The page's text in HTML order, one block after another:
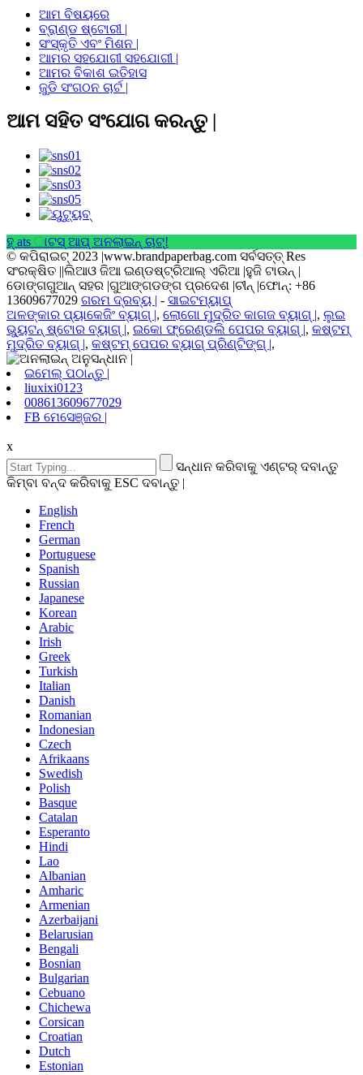
ଆମ ବିଷୟରେ
ବ୍ରାଣ୍ଡ ଷ୍ଟୋରୀ |
ସଂସ୍କୃତି ଏବଂ ମିଶନ |
ଆମର ସହଯୋଗୀ ସହଯୋଗୀ |
ଆମର ବିକାଶ ଇତିହାସ
ଜୁଡି ସଂଗଠନ ଚାର୍ଟ |
ଆମ ସହିତ ସଂଯୋଗ କରନ୍ତୁ |
ହ୍ ats ାଟସ୍ ଆପ୍ ଅନଲାଇନ୍ ଚାଟ୍!
© କପିରାଇଟ୍ 2023 |www.brandpaperbag.com ସର୍ବସତ୍ତ୍ Res
ସଂରକ୍ଷିତ ||ଲିଆଓ ଜିଆ ଇଣ୍ଡଷ୍ଟ୍ରିଆଲ୍ ଏରିଆ |ହୁଜି ଟାଉନ୍ |
ଡୋଙ୍ଗଗୁଆନ୍ ସହର |ଗୁଆଙ୍ଗଡଙ୍ଗ ପ୍ରଦେଶ |ଚୀନ୍ |ଫୋନ୍: +86
13609677029 ଗରମ ଦ୍ରବ୍ୟ | - ସାଇଟମ୍ୟାପ୍
ଅଳଙ୍କାର ପ୍ୟାକେଜିଂ ବ୍ୟାଗ୍ |, ଲୋଗୋ ମୁଦ୍ରିତ କାଗଜ ବ୍ୟାଗ୍ |, ଲୁଇ
ଭ୍ୟୁଟନ୍ ଷ୍ଟୋର ବ୍ୟାଗ୍ |, ଇକୋ ଫ୍ରେଣ୍ଡଲି ପେପର ବ୍ୟାଗ୍ |, କଷ୍ଟମ୍
ମୁଦ୍ରିତ ବ୍ୟାଗ୍ |, କଷ୍ଟମ୍ ପେପର ବ୍ୟାଗ୍ ପ୍ରିଣ୍ଟିଙ୍ଗ୍ |,
ଇମେଲ୍ ପଠାନ୍ତୁ |
liuxixi0123
008613609677029
FB ମେସେଞ୍ଜର |
x
ସନ୍ଧାନ କରିବାକୁ ଏଣ୍ଟର୍ ଦବାନ୍ତୁ
କିମ୍ବା ବନ୍ଦ କରିବାକୁ ESC ଦବାନ୍ତୁ |
English
French
German
Portuguese
Spanish
Russian
Japanese
Korean
Arabic
Irish
Greek
Turkish
Italian
Danish
Romanian
Indonesian
Czech
Afrikaans
Swedish
Polish
Basque
Catalan
Esperanto
Hindi
Lao
Albanian
Amharic
Armenian
Azerbaijani
Belarusian
Bengali
Bosnian
Bulgarian
Cebuano
Chichewa
Corsican
Croatian
Dutch
Estonian